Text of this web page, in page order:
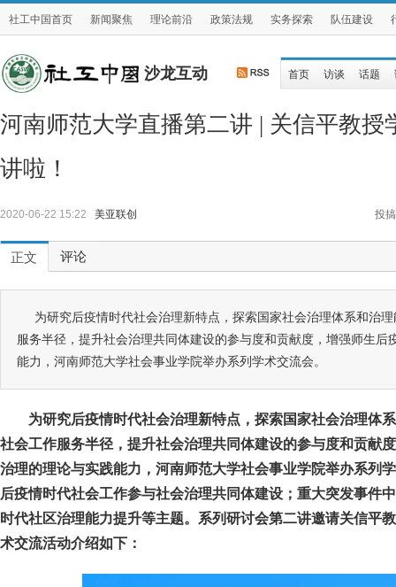
社工中国首页 新闻聚焦 理论前沿 政策法规 实务探索 队伍建设
沙龙互动 首页 访谈 话题
河南师范大学直播第二讲 | 关信平教授
讲啦！
2020-06-22 15:22 美亚联创 投搞
正文 评论
为研究后疫情时代社会治理新特点，探索国家社会治理体系和治
服务半径，提升社会治理共同体建设的参与度和贡献度，增强师生后
能力，河南师范大学社会事业学院举办系列学术交流会。
为研究后疫情时代社会治理新特点，探索国家社会治理体
社会工作服务半径，提升社会治理共同体建设的参与度和贡献
治理的理论与实践能力，河南师范大学社会事业学院举办系列
后疫情时代社会工作参与社会治理共同体建设；重大突发事件
时代社区治理能力提升等主题。 系列研讨会第二讲邀请关信平
术交流活动介绍如下：